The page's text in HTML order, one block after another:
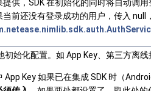
提供，SDK 在初始化的同时将自动调
当前还没有登录成功的用户，传入 null
初始化配置。如 App Key、第三方离
App Key 如果已在集成 SDK 时（